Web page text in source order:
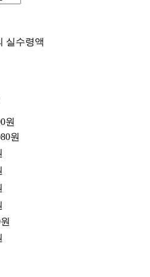
실수령액
원
원
원